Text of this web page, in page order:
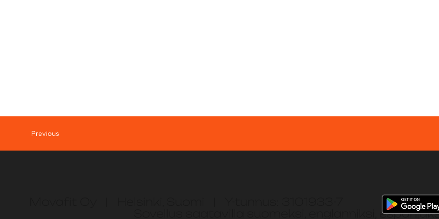
Previous
Sovellus saatavilla suomeksi, englanniksi,